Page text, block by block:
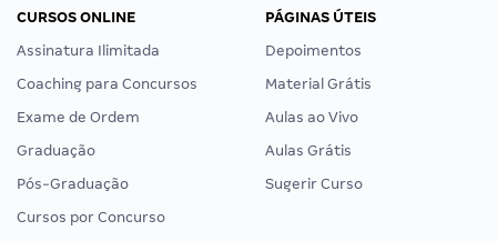
CURSOS ONLINE
Assinatura Ilimitada
Coaching para Concursos
Exame de Ordem
Graduação
Pós-Graduação
Cursos por Concurso
PÁGINAS ÚTEIS
Depoimentos
Material Grátis
Aulas ao Vivo
Aulas Grátis
Sugerir Curso